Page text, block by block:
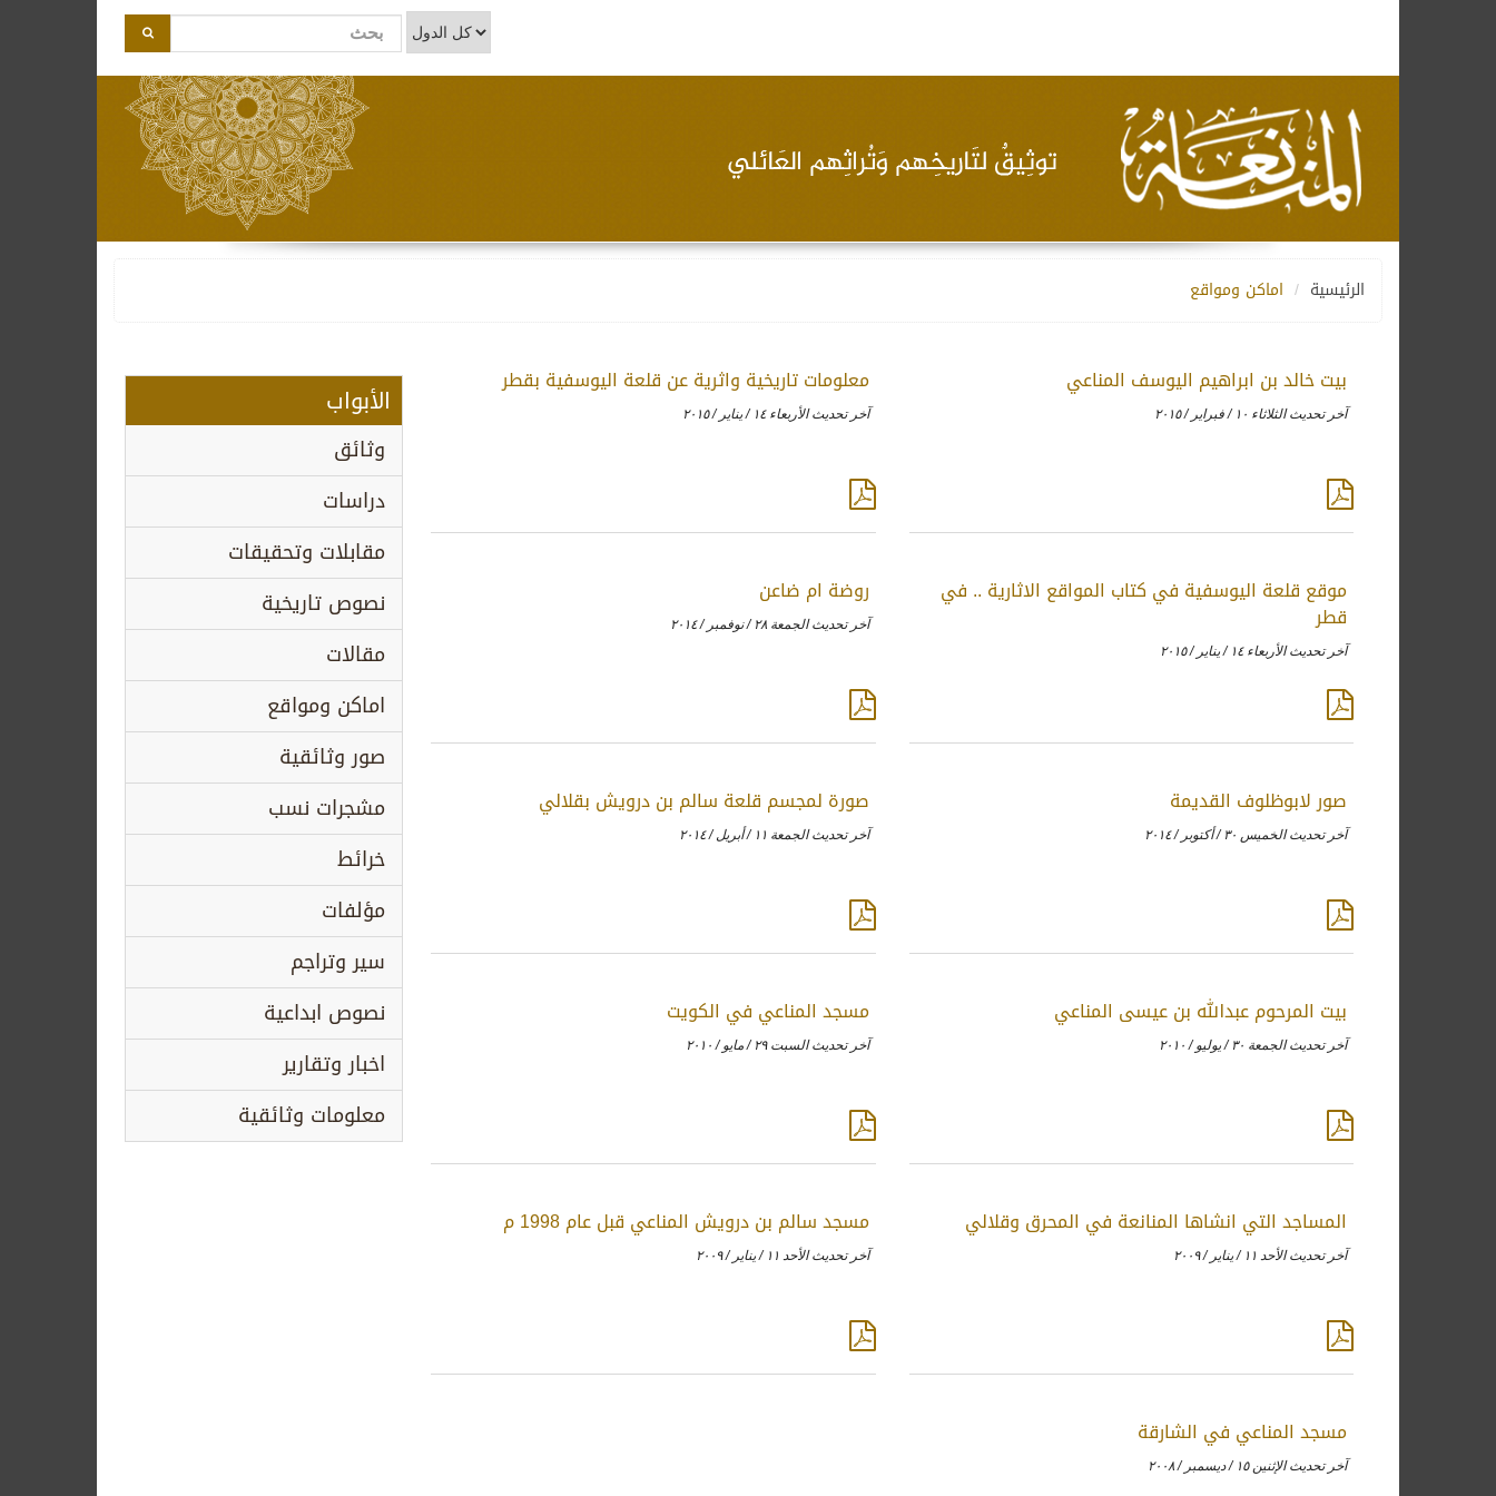
الأبواب
وثائق
دراسات
مقابلات وتحقيقات
نصوص تاريخية
مقالات
اماكن ومواقع
صور وثائقية
مشجرات نسب
خرائط
مؤلفات
سير وتراجم
نصوص ابداعية
اخبار وتقارير
معلومات وثائقية
الرئيسية اماكن ومواقع
بيت خالد بن ابراهيم اليوسف المناعي
آخر تحديث الثلاثاء ١٠ / فبراير / ٢٠١٥
معلومات تاريخية واثرية عن قلعة اليوسفية بقطر
آخر تحديث الأربعاء ١٤ / يناير / ٢٠١٥
موقع قلعة اليوسفية في كتاب المواقع الاثارية .. في
قطر
آخر تحديث الأربعاء ١٤ / يناير / ٢٠١٥
روضة ام ضاعن
آخر تحديث الجمعة ٢٨ / نوفمبر / ٢٠١٤
صور لابوظلوف القديمة
آخر تحديث الخميس ٣٠ / أكتوبر / ٢٠١٤
صورة لمجسم قلعة سالم بن درويش بقلالي
آخر تحديث الجمعة ١١ / أبريل / ٢٠١٤
بيت المرحوم عبدالله بن عيسى المناعي
آخر تحديث الجمعة ٣٠ / يوليو / ٢٠١٠
مسجد المناعي في الكويت
آخر تحديث السبت ٢٩ / مايو / ٢٠١٠
المساجد التي انشاها المنانعة في المحرق وقلالي
آخر تحديث الأحد ١١ / يناير / ٢٠٠٩
مسجد سالم بن درويش المناعي قبل عام 1998 م
آخر تحديث الأحد ١١ / يناير / ٢٠٠٩
مسجد المناعي في الشارقة
آخر تحديث الإثنين ١٥ / ديسمبر / ٢٠٠٨